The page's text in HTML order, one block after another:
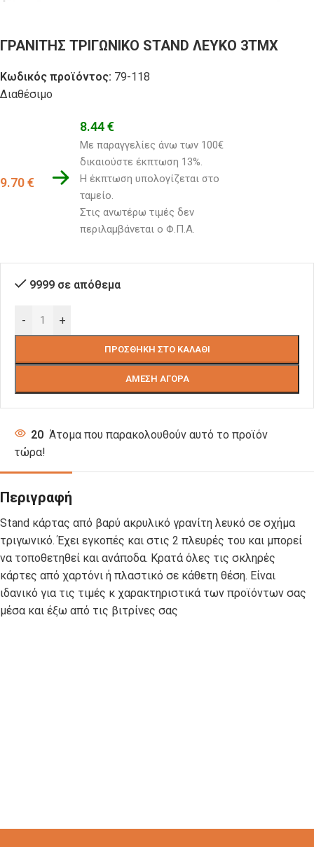
ΓΡΑΝΙΤΗΣ ΤΡΙΓΩΝΙΚΟ STAND ΛΕΥΚΟ 3ΤΜΧ
Κωδικός προϊόντος: 79-118
Διαθέσιμο
9.70€
8.44€
Με παραγγελίες άνω των 100€
δικαιούστε έκπτωση 13%.
Η έκπτωση υπολογίζεται στο
ταμείο.
Στις ανωτέρω τιμές δεν
περιλαμβάνεται ο Φ.Π.Α.
9999 σε απόθεμα
- +
ΠΡΟΣΘΉΚΗ ΣΤΟ ΚΑΛΆΘΙ
ΆΜΕΣΗ ΑΓΟΡΆ
20 Άτομα που παρακολουθούν αυτό το προϊόν
τώρα!
Περιγραφή
Stand κάρτας από βαρύ ακρυλικό γρανίτη λευκό σε σχήμα
τριγωνικό. Έχει εγκοπές και στις 2 πλευρές του και μπορεί
να τοποθετηθεί και ανάποδα. Κρατά όλες τις σκληρές
κάρτες από χαρτόνι ή πλαστικό σε κάθετη θέση. Είναι
ιδανικό για τις τιμές κ χαρακτηριστικά των προϊόντων σας
μέσα και έξω από τις βιτρίνες σας